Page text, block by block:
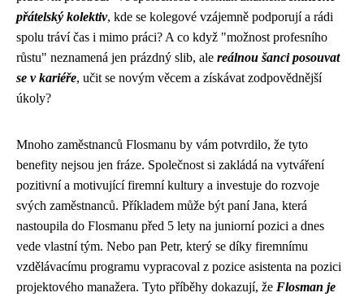
přátelský kolektiv, kde se kolegové vzájemně podporují a rádi
spolu tráví čas i mimo práci? A co když "možnost profesního
růstu" neznamená jen prázdný slib, ale reálnou šanci posouvat
se v kariéře, učit se novým věcem a získávat zodpovědnější
úkoly?
Mnoho zaměstnanců Flosmanu by vám potvrdilo, že tyto
benefity nejsou jen fráze. Společnost si zakládá na vytváření
pozitivní a motivující firemní kultury a investuje do rozvoje
svých zaměstnanců. Příkladem může být paní Jana, která
nastoupila do Flosmanu před 5 lety na juniorní pozici a dnes
vede vlastní tým. Nebo pan Petr, který se díky firemnímu
vzdělávacímu programu vypracoval z pozice asistenta na pozici
projektového manažera. Tyto příběhy dokazují, že Flosman je